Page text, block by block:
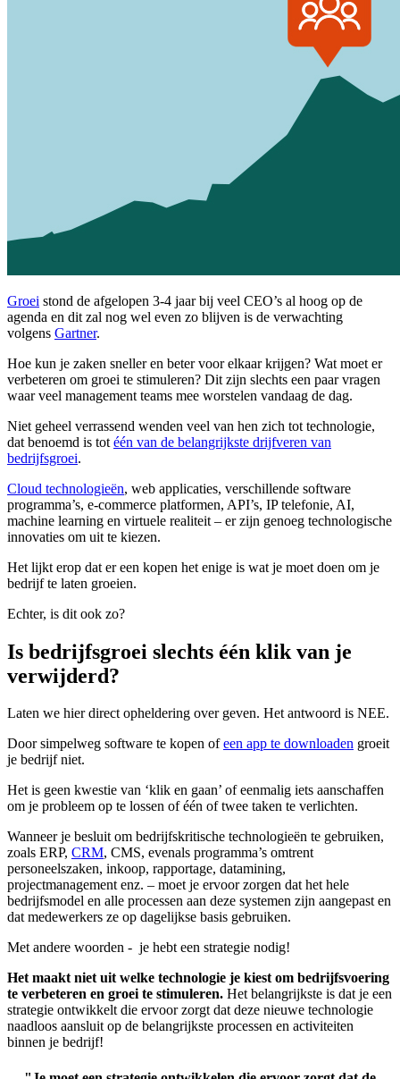
Groei stond de afgelopen 3-4 jaar bij veel CEO’s al hoog op de
agenda en dit zal nog wel even zo blijven is de verwachting
volgens Gartner.
Hoe kun je zaken sneller en beter voor elkaar krijgen? Wat moet er
verbeteren om groei te stimuleren? Dit zijn slechts een paar vragen
waar veel management teams mee worstelen vandaag de dag.
Niet geheel verrassend wenden veel van hen zich tot technologie,
dat benoemd is tot één van de belangrijkste drijfveren van
bedrijfsgroei.
Cloud technologieën, web applicaties, verschillende software
programma’s, e-commerce platformen, API’s, IP telefonie, AI,
machine learning en virtuele realiteit – er zijn genoeg technologische
innovaties om uit te kiezen.
Het lijkt erop dat er een kopen het enige is wat je moet doen om je
bedrijf te laten groeien.
Echter, is dit ook zo?
Is bedrijfsgroei slechts één klik van je
verwijderd?
Laten we hier direct opheldering over geven. Het antwoord is NEE.
Door simpelweg software te kopen ofeen app te downloaden groeit
je bedrijf niet.
Het is geen kwestie van ‘klik en gaan’ of eenmalig iets aanschaffen
om je probleem op te lossen of één of twee taken te verlichten.
Wanneer je besluit om bedrijfskritische technologieën te gebruiken,
zoals ERP, CRM, CMS, evenals programma’s omtrent
personeelszaken, inkoop, rapportage, datamining,
projectmanagement enz. – moet je ervoor zorgen dat het hele
bedrijfsmodel en alle processen aan deze systemen zijn aangepast en
dat medewerkers ze op dagelijkse basis gebruiken.
Met andere woorden - je hebt een strategie nodig!
Het maakt niet uit welke technologie je kiest om bedrijfsvoering
te verbeteren en groei te stimuleren. Het belangrijkste is dat je een
strategie ontwikkelt die ervoor zorgt dat deze nieuwe technologie
naadloos aansluit op de belangrijkste processen en activiteiten
binnen je bedrijf!